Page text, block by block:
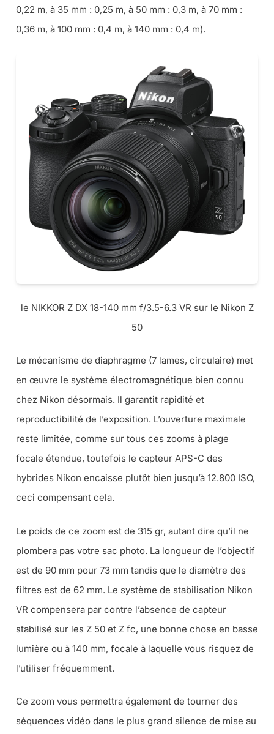
0,22 m, à 35 mm : 0,25 m, à 50 mm : 0,3 m, à 70 mm :
0,36 m, à 100 mm : 0,4 m, à 140 mm : 0,4 m).
le NIKKOR Z DX 18-140 mm f/3.5-6.3 VR sur le Nikon Z
50
Le mécanisme de diaphragme (7 lames, circulaire) met
en œuvre le système électromagnétique bien connu
chez Nikon désormais. Il garantit rapidité et
reproductibilité de l’exposition. L’ouverture maximale
reste limitée, comme sur tous ces zooms à plage
focale étendue, toutefois le capteur APS-C des
hybrides Nikon encaisse plutôt bien jusqu’à 12.800 ISO,
ceci compensant cela.
Le poids de ce zoom est de 315 gr, autant dire qu’il ne
plombera pas votre sac photo. La longueur de l’objectif
est de 90 mm pour 73 mm tandis que le diamètre des
filtres est de 62 mm. Le système de stabilisation Nikon
VR compensera par contre l’absence de capteur
stabilisé sur les Z 50 et Z fc, une bonne chose en basse
lumière ou à 140 mm, focale à laquelle vous risquez de
l’utiliser fréquemment.
Ce zoom vous permettra également de tourner des
séquences vidéo dans le plus grand silence de mise au